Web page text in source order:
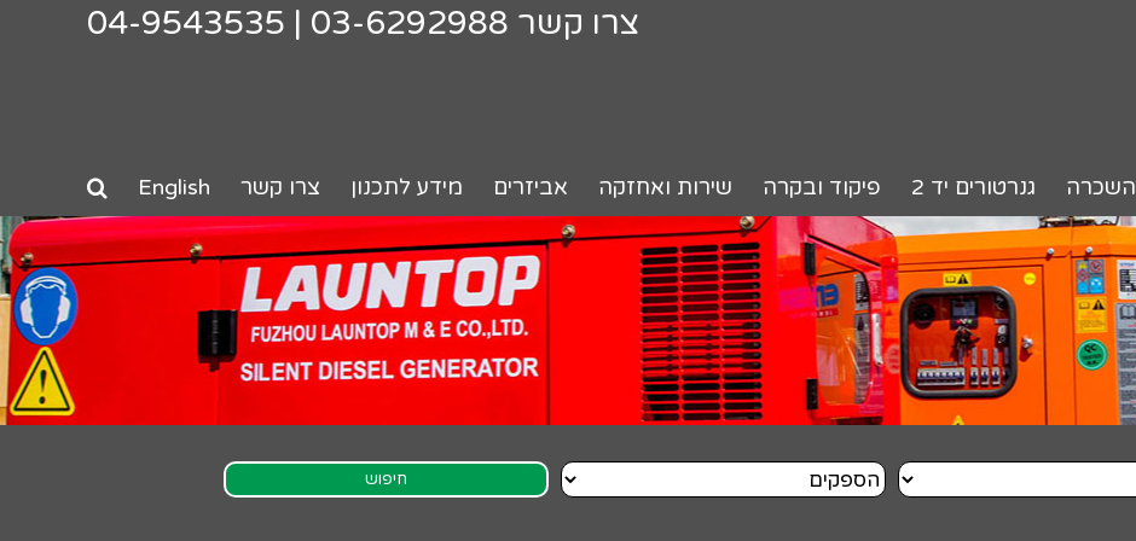
צרו קשר 04-9543535 | 03-6292988
השכרה גנרטורים יד 2 פיקוד ובקרה שירות ואחזקה אביזרים מידע לתכנון צרו קשר English